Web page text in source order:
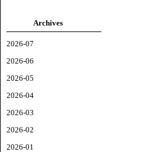
Archives
2026-07
2026-06
2026-05
2026-04
2026-03
2026-02
2026-01